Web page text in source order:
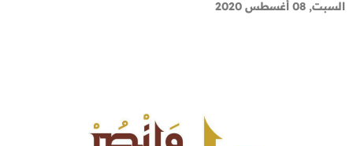
السبت, 08 أغسطس 2020